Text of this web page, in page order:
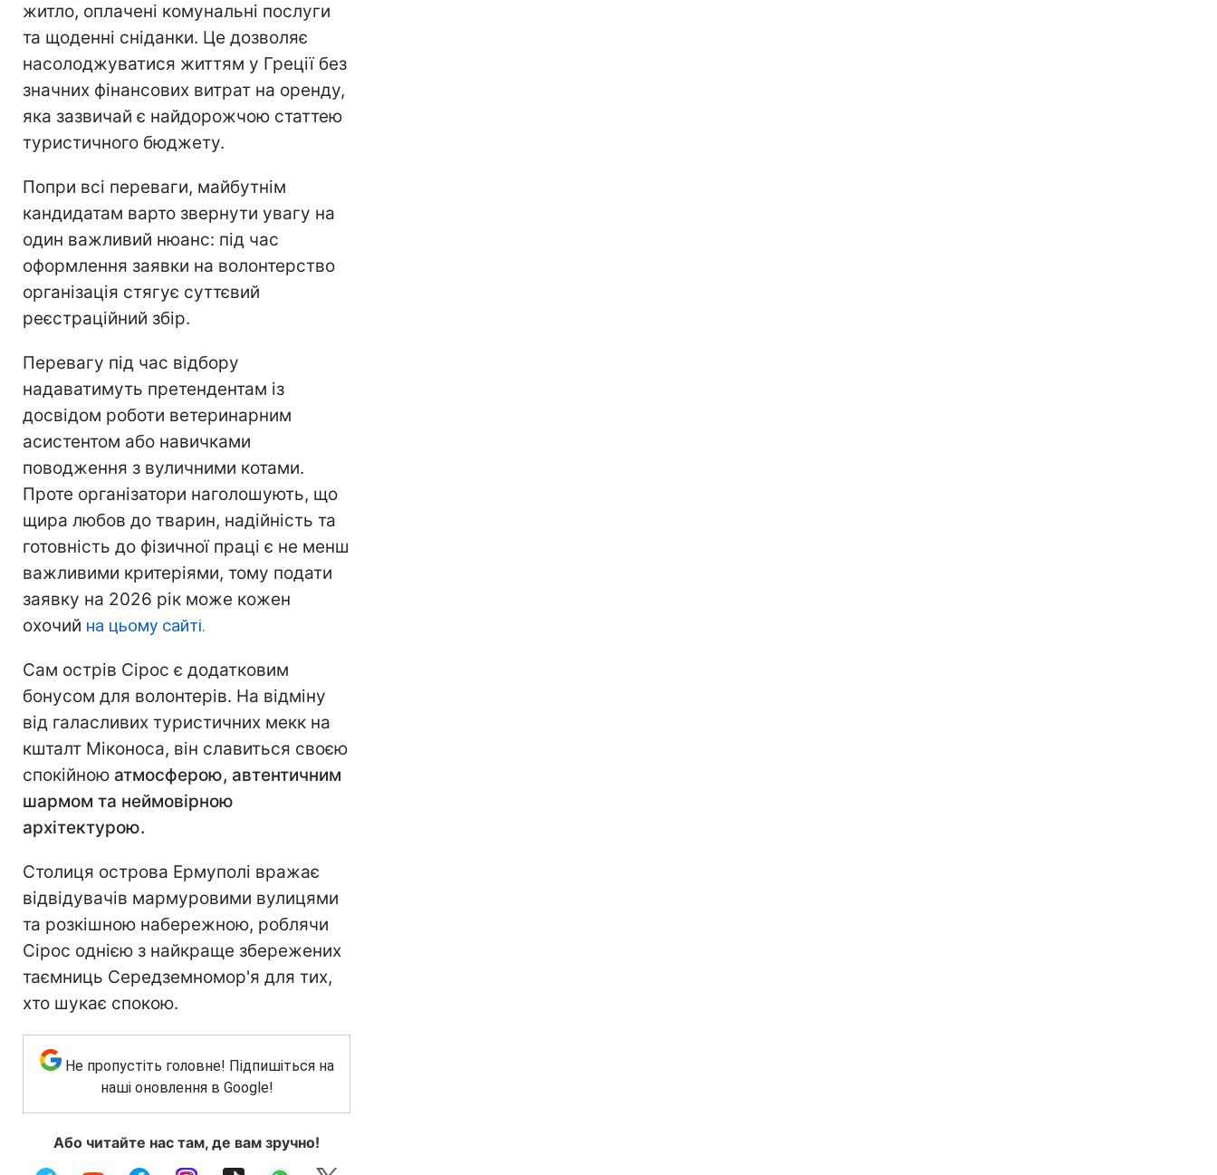
житло, оплачені комунальні послуги
та щоденні сніданки. Це дозволяє
насолоджуватися життям у Греції без
значних фінансових витрат на оренду,
яка зазвичай є найдорожчою статтею
туристичного бюджету.
Попри всі переваги, майбутнім
кандидатам варто звернути увагу на
один важливий нюанс: під час
оформлення заявки на волонтерство
організація стягує суттєвий
реєстраційний збір.
Перевагу під час відбору
надаватимуть претендентам із
досвідом роботи ветеринарним
асистентом або навичками
поводження з вуличними котами.
Проте організатори наголошують, що
щира любов до тварин, надійність та
готовність до фізичної праці є не менш
важливими критеріями, тому подати
заявку на 2026 рік може кожен
охочий на цьому сайті.
Сам острів Сірос є додатковим
бонусом для волонтерів. На відміну
від галасливих туристичних мекк на
кшталт Міконоса, він славиться своєю
спокійною атмосферою, автентичним
шармом та неймовірною
архітектурою.
Столиця острова Ермуполі вражає
відвідувачів мармуровими вулицями
та розкішною набережною, роблячи
Сірос однією з найкраще збережених
таємниць Середземномор'я для тих,
хто шукає спокою.
Не пропустіть головне! Підпишіться на
наші оновлення в Google!
Або читайте нас там, де вам зручно!